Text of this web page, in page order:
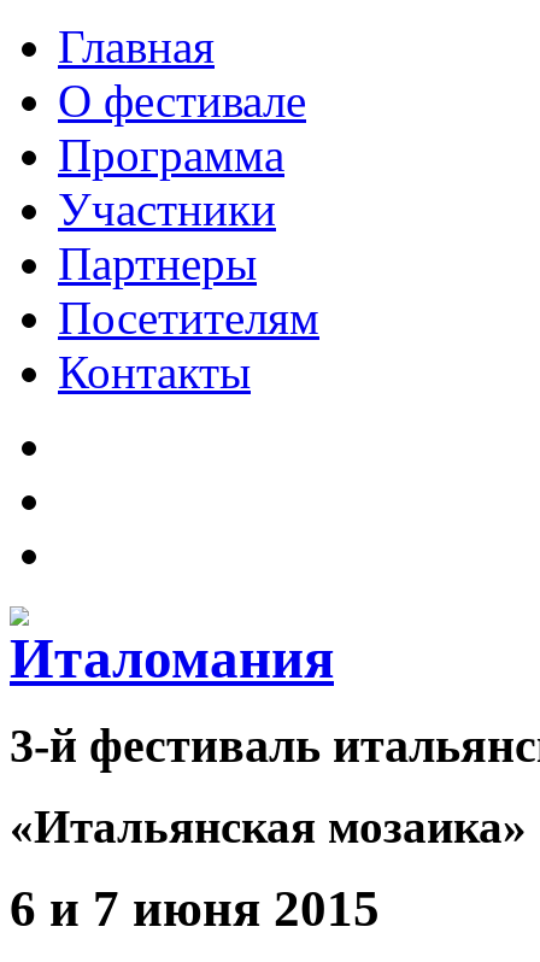
Главная
О фестивале
Программа
Участники
Партнеры
Посетителям
Контакты
3-й фестиваль
«Итальянская мозаика»
6 и 7 июня 2015